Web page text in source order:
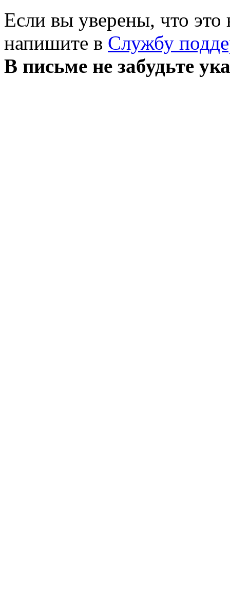
Если вы уверены, что
напишите в Службу
В письме не забудьте